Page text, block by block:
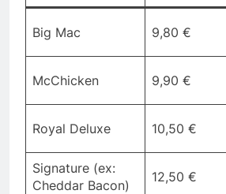
Big Mac 9,80 €
McChicken 9,90 €
Royal Deluxe 10,50 €
Signature (ex:
Cheddar Bacon)
12,50 €